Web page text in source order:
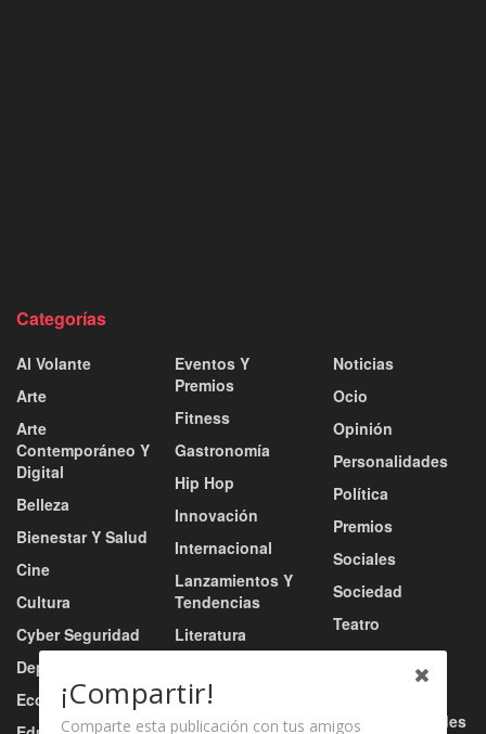
Categorías
Al Volante
Arte
Arte
Contemporáneo Y
Digital
Belleza
Bienestar Y Salud
Cine
Cultura
Cyber Seguridad
Deportes
Economía
Eventos Y
Premios
Fitness
Gastronomía
Hip Hop
Innovación
Internacional
Lanzamientos Y
Tendencias
Literatura
Música
Noticias
Ocio
Opinión
Personalidades
Política
Premios
Sociales
Sociedad
Teatro
Tecnología
Tv / Radio / Redes
¡Compartir!
Comparte esta publicación con tus amigos